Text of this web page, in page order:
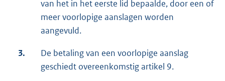
van het in het eerste lid bepaalde, door een of
meer voorlopige aanslagen worden
aangevuld.
3.
De betaling van een voorlopige aanslag
geschiedt overeenkomstig artikel 9.